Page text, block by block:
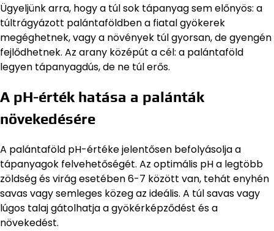
Ügyeljünk arra, hogy a túl sok tápanyag sem előnyös: a
túltrágyázott palántaföldben a fiatal gyökerek
megéghetnek, vagy a növények túl gyorsan, de gyengén
fejlődhetnek. Az arany középút a cél: a palántaföld
legyen tápanyagdús, de ne túl erős.
A pH-érték hatása a palánták
növekedésére
A palántaföld pH-értéke jelentősen befolyásolja a
tápanyagok felvehetőségét. Az optimális pH a legtöbb
zöldség és virág esetében 6-7 között van, tehát enyhén
savas vagy semleges közeg az ideális. A túl savas vagy
lúgos talaj gátolhatja a gyökérképződést és a
növekedést.